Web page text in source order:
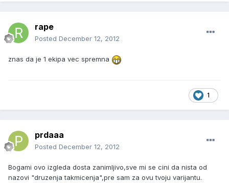
rape
Posted December 12, 2012
znas da je 1 ekipa vec spremna
1
prdaaa
Posted December 12, 2012
Bogami ovo izgleda dosta zanimljivo,sve mi se cini da nista od
nazovi "druzenja takmicenja",pre sam za ovu tvoju varijantu.